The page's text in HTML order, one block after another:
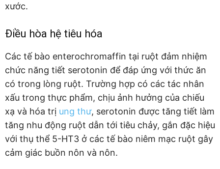
xước.
Điều hòa hệ tiêu hóa
Các tế bào enterochromaffin tại ruột đảm nhiệm
chức năng tiết serotonin để đáp ứng với thức ăn
có trong lòng ruột. Trường hợp có các tác nhân
xấu trong thực phẩm, chịu ảnh hưởng của chiếu
xạ và hóa trị ung thư, serotonin được tăng tiết làm
tăng nhu động ruột dẫn tới tiêu chảy, gắn đặc hiệu
với thụ thể 5-HT3 ở các tế bào niêm mạc ruột gây
cảm giác buồn nôn và nôn.